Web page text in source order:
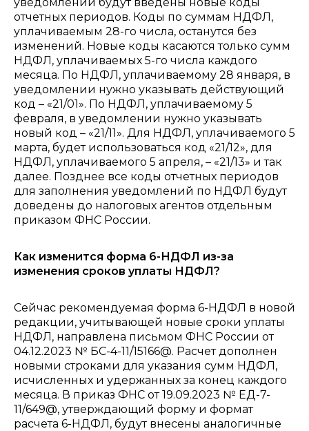
отчетных периодов. Коды по суммам НДФЛ,
уплачиваемым 28-го числа, останутся без
изменений. Новые коды касаются только сумм
НДФЛ, уплачиваемых 5-го числа каждого
месяца. По НДФЛ, уплачиваемому 28 января, в
уведомлении нужно указывать действующий
код – «21/01». По НДФЛ, уплачиваемому 5
февраля, в уведомлении нужно указывать
новый код – «21/11». Для НДФЛ, уплачиваемого 5
марта, будет использоваться код «21/12», для
НДФЛ, уплачиваемого 5 апреля, – «21/13» и так
далее. Позднее все коды отчетных периодов
для заполнения уведомлений по НДФЛ будут
доведены до налоговых агентов отдельным
приказом ФНС России.
Как изменится форма 6-НДФЛ из-за
изменения сроков уплаты НДФЛ?
Сейчас рекомендуемая форма 6-НДФЛ в новой
редакции, учитывающей новые сроки уплаты
НДФЛ, направлена письмом ФНС России от
04.12.2023 № БС-4-11/15166@. Расчет дополнен
новыми строками для указания сумм НДФЛ,
исчисленных и удержанных за конец каждого
месяца. В приказ ФНС от 19.09.2023 № ЕД-7-
11/649@, утверждающий форму и формат
расчета 6-НДФЛ, будут внесены аналогичные